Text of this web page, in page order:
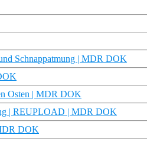
Schnappatmung | MDR DOK
Osten | MDR DOK
| REUPLOAD | MDR DOK
DOK